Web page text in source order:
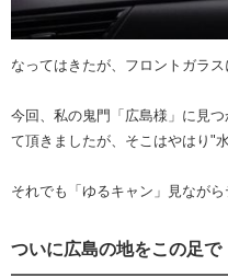
なってはきたが、フロントガラ
今回、私の鬼門「広島様」に見
て頂きましたが、そこはやはり"
それでも「ゆるキャン」見なが
ついに広島の地をこの足で